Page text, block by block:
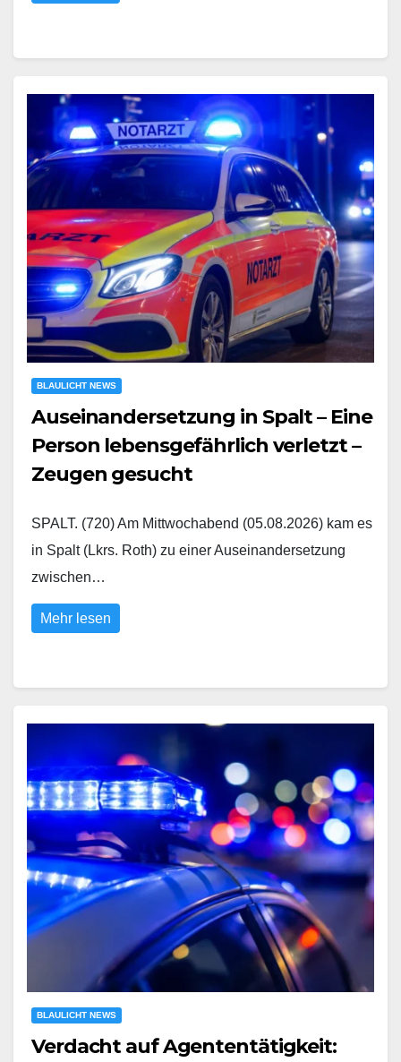
BLAULICHT NEWS
Auseinandersetzung in Spalt – Eine
Person lebensgefährlich verletzt –
Zeugen gesucht
SPALT. (720) Am Mittwochabend (05.08.2026) kam es
in Spalt (Lkrs. Roth) zu einer Auseinandersetzung
zwischen…
Mehr lesen
BLAULICHT NEWS
Verdacht auf Agententätigkeit: